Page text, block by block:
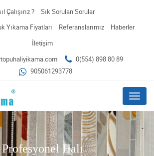
Çalışırız ?
Sık Sorulan Sorular
Yıkama Fiyatları
Referanslarımız
Haberler
İletişim
0(554) 898 80 89
905061293778
Menu
Profesyonel Halı